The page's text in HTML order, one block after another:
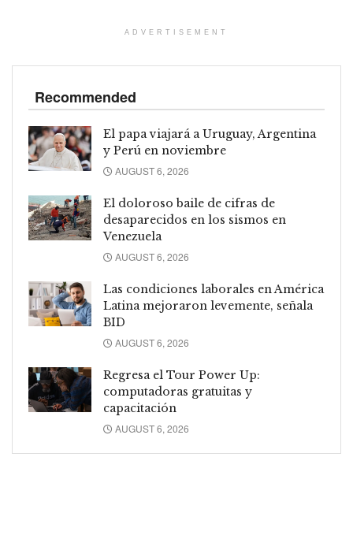
ADVERTISEMENT
Recommended
El papa viajará a Uruguay, Argentina
y Perú en noviembre
AUGUST 6, 2026
El doloroso baile de cifras de
desaparecidos en los sismos en
Venezuela
AUGUST 6, 2026
Las condiciones laborales en América
Latina mejoraron levemente, señala
BID
AUGUST 6, 2026
Regresa el Tour Power Up:
computadoras gratuitas y
capacitación
AUGUST 6, 2026